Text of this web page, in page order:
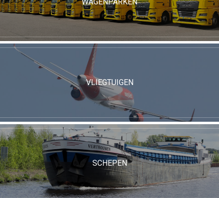
WAGENPARKEN
VLIEGTUIGEN
SCHEPEN